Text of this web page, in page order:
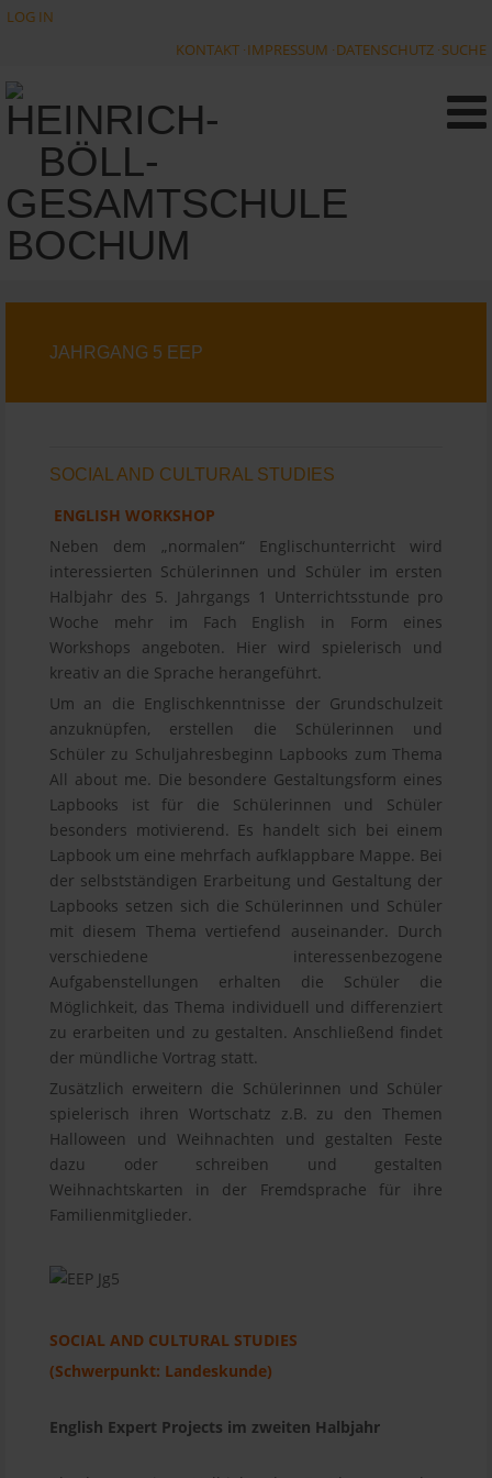
LOG IN
KONTAKT IMPRESSUM DATENSCHUTZ SUCHE
JAHRGANG 5 EEP
SOCIAL AND CULTURAL STUDIES
ENGLISH WORKSHOP
Neben dem „normalen“ Englischunterricht wird
interessierten Schülerinnen und Schüler im ersten
Halbjahr des 5. Jahrgangs 1 Unterrichtsstunde pro
Woche mehr im Fach English in Form eines
Workshops angeboten. Hier wird spielerisch und
kreativ an die Sprache herangeführt.
Um an die Englischkenntnisse der Grundschulzeit
anzuknüpfen, erstellen die Schülerinnen und
Schüler zu Schuljahresbeginn Lapbooks zum Thema
All about me. Die besondere Gestaltungsform eines
Lapbooks ist für die Schülerinnen und Schüler
besonders motivierend. Es handelt sich bei einem
Lapbook um eine mehrfach aufklappbare Mappe. Bei
der selbstständigen Erarbeitung und Gestaltung der
Lapbooks setzen sich die Schülerinnen und Schüler
mit diesem Thema vertiefend auseinander. Durch
verschiedene interessenbezogene
Aufgabenstellungen erhalten die Schüler die
Möglichkeit, das Thema individuell und differenziert
zu erarbeiten und zu gestalten. Anschließend findet
der mündliche Vortrag statt.
Zusätzlich erweitern die Schülerinnen und Schüler
spielerisch ihren Wortschatz z.B. zu den Themen
Halloween und Weihnachten und gestalten Feste
dazu oder schreiben und gestalten
Weihnachtskarten in der Fremdsprache für ihre
Familienmitglieder.
SOCIAL AND CULTURAL STUDIES
(Schwerpunkt: Landeskunde)
English Expert Projects im zweiten Halbjahr